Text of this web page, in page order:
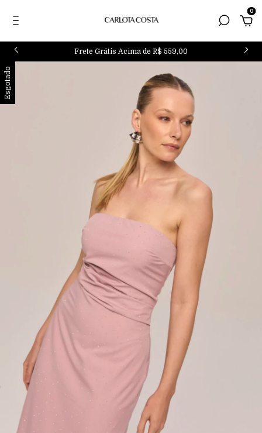
0
Frete Grátis Acima de R$ 559,00
Esgotado